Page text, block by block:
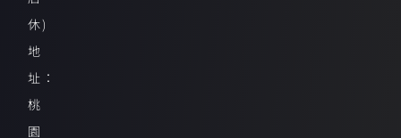
休)
地
址：
桃
園